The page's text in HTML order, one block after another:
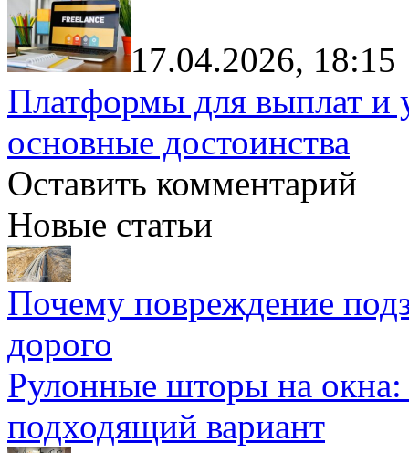
17.04.2026, 18:15
Платформы для выплат и
основные достоинства
Оставить комментарий
Новые статьи
Почему повреждение
дорого
Рулонные шторы на
подходящий вариант